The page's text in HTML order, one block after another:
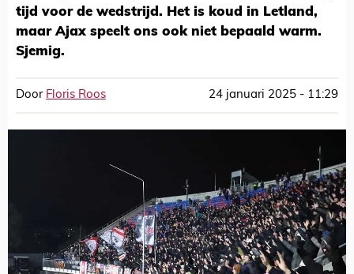
tijd voor de wedstrijd. Het is koud in Letland,
maar Ajax speelt ons ook niet bepaald warm.
Sjemig.
Door Floris Roos 24 januari 2025 - 11:29